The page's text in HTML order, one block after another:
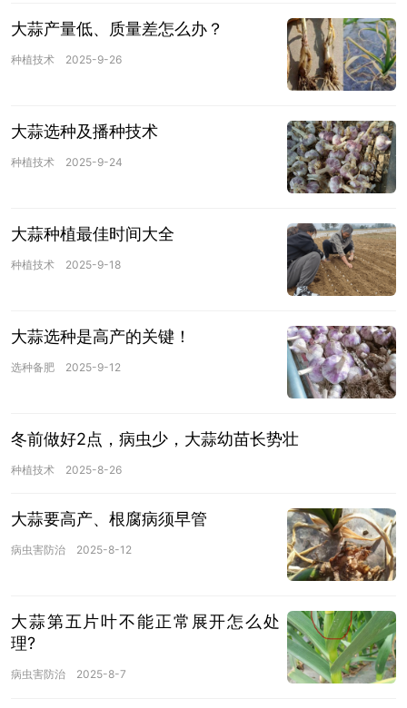
大蒜产量低、质量差怎么办？
种植技术 2025-9-26
大蒜选种及播种技术
种植技术 2025-9-24
大蒜种植最佳时间大全
种植技术 2025-9-18
大蒜选种是高产的关键！
选种备肥 2025-9-12
冬前做好2点，病虫少，大蒜幼苗长势壮
种植技术 2025-8-26
大蒜要高产、根腐病须早管
病虫害防治 2025-8-12
大蒜第五片叶不能正常展开怎么处
理?
病虫害防治 2025-8-7